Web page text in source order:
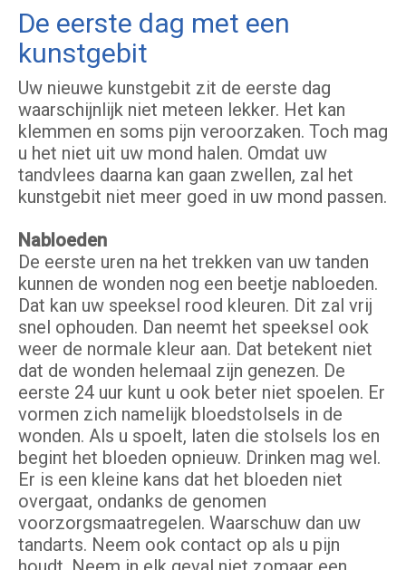
De eerste dag met een
kunstgebit
Uw nieuwe kunstgebit zit de eerste dag
waarschijnlijk niet meteen lekker. Het kan
klemmen en soms pijn veroorzaken. Toch mag
u het niet uit uw mond halen. Omdat uw
tandvlees daarna kan gaan zwellen, zal het
kunstgebit niet meer goed in uw mond passen.
Nabloeden
De eerste uren na het trekken van uw tanden
kunnen de wonden nog een beetje nabloeden.
Dat kan uw speeksel rood kleuren. Dit zal vrij
snel ophouden. Dan neemt het speeksel ook
weer de normale kleur aan. Dat betekent niet
dat de wonden helemaal zijn genezen. De
eerste 24 uur kunt u ook beter niet spoelen. Er
vormen zich namelijk bloedstolsels in de
wonden. Als u spoelt, laten die stolsels los en
begint het bloeden opnieuw. Drinken mag wel.
Er is een kleine kans dat het bloeden niet
overgaat, ondanks de genomen
voorzorgsmaatregelen. Waarschuw dan uw
tandarts. Neem ook contact op als u pijn